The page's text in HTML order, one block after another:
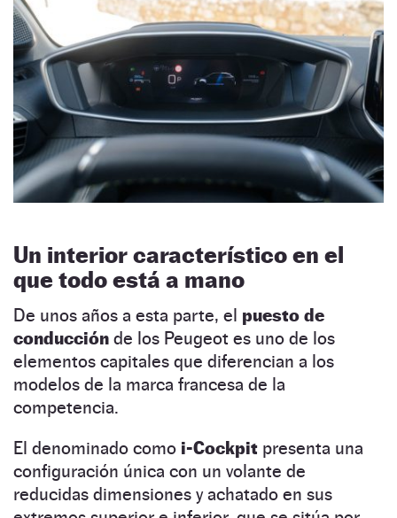
Un interior característico en el
que todo está a mano
De unos años a esta parte, el puesto de
conducción de los Peugeot es uno de los
elementos capitales que diferencian a los
modelos de la marca francesa de la
competencia.
El denominado como i-Cockpit presenta una
configuración única con un volante de
reducidas dimensiones y achatado en sus